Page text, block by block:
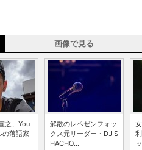
画像で見る
之、You
の落語家
解散のレペゼンフォッ
クス元リーダー・DJ S
HACHO...